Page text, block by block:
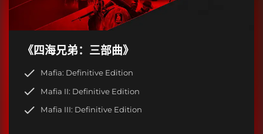
《四海兄弟：三部曲》
Mafia: Definitive Edition
Mafia II: Definitive Edition
Mafia III: Definitive Edition